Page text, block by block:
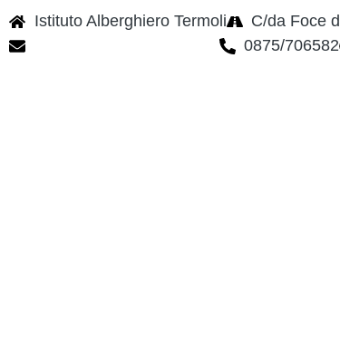
Istituto Alberghiero Termoli
C/da Foce
0875/706582